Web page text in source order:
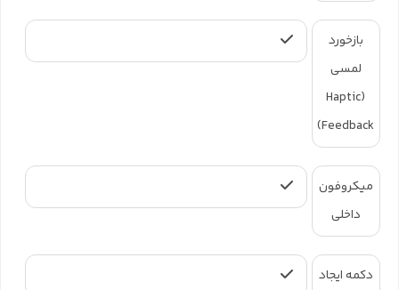
بازخورد
لمسی
(Haptic
Feedback)
میکروفون
داخلی
دکمه ایجاد